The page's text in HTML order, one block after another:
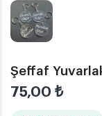
Şeffaf
75,00 ₺